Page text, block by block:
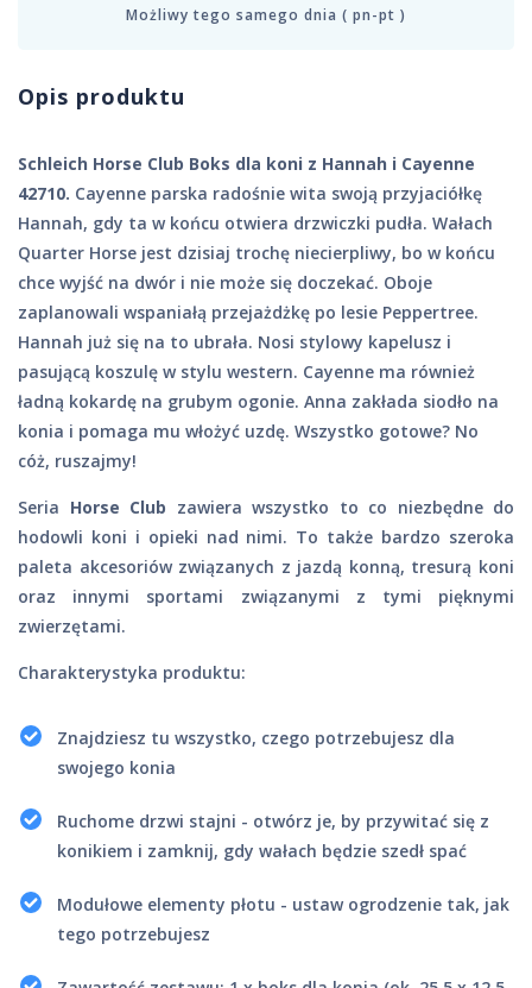
Możliwy tego samego dnia ( pn-pt )
Opis produktu
Schleich Horse Club Boks dla koni z Hannah i Cayenne
42710. Cayenne parska radośnie wita swoją przyjaciółkę
Hannah, gdy ta w końcu otwiera drzwiczki pudła. Wałach
Quarter Horse jest dzisiaj trochę niecierpliwy, bo w końcu
chce wyjść na dwór i nie może się doczekać. Oboje
zaplanowali wspaniałą przejażdżkę po lesie Peppertree.
Hannah już się na to ubrała. Nosi stylowy kapelusz i
pasującą koszulę w stylu western. Cayenne ma również
ładną kokardę na grubym ogonie. Anna zakłada siodło na
konia i pomaga mu włożyć uzdę. Wszystko gotowe? No
cóż, ruszajmy!
Seria Horse Club zawiera wszystko to co niezbędne do
hodowli koni i opieki nad nimi. To także bardzo szeroka
paleta akcesoriów związanych z jazdą konną, tresurą koni
oraz innymi sportami związanymi z tymi pięknymi
zwierzętami.
Charakterystyka produktu:
Znajdziesz tu wszystko, czego potrzebujesz dla
swojego konia
Ruchome drzwi stajni - otwórz je, by przywitać się z
konikiem i zamknij, gdy wałach będzie szedł spać
Modułowe elementy płotu - ustaw ogrodzenie tak, jak
tego potrzebujesz